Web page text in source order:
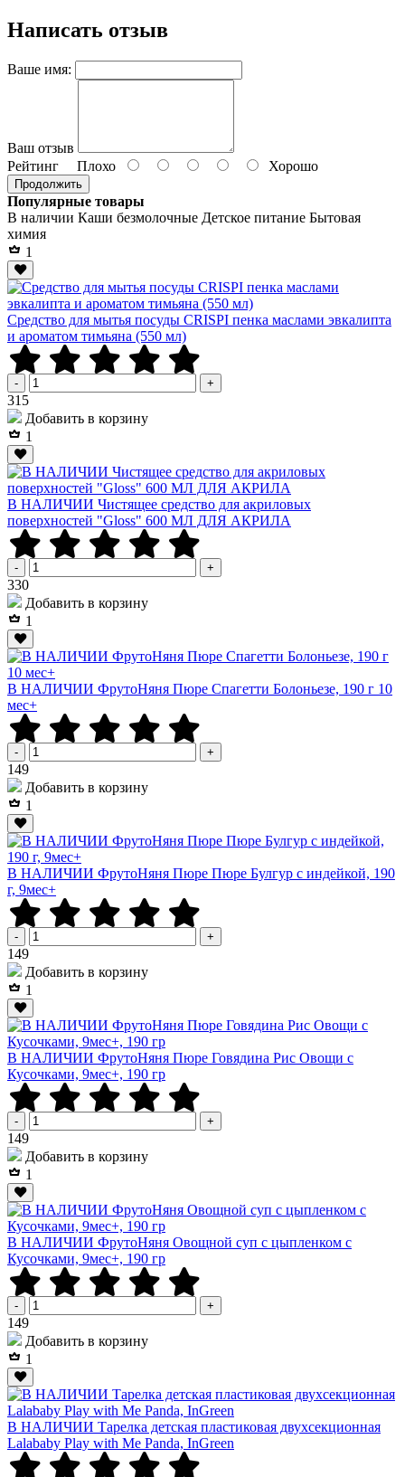
Написать отзыв
Ваше имя:
Ваш отзыв
Рейтинг Плохо Хорошо
Продолжить
Популярные товары
В наличии Каши безмолочные Детское питание Бытовая
химия
1
Средство для мытья посуды CRISPI пенка маслами эвкалипта
и ароматом тимьяна (550 мл)
- +
315Р
Добавить в корзину
1
В НАЛИЧИИ Чистящее средство для акриловых
поверхностей "Gloss" 600 МЛ ДЛЯ АКРИЛА
- +
330Р
Добавить в корзину
1
В НАЛИЧИИ ФрутоНяня Пюре Спагетти Болоньезе, 190 г 10
мес+
- +
149Р
Добавить в корзину
1
В НАЛИЧИИ ФрутоНяня Пюре Пюре Булгур с индейкой, 190
г, 9мес+
- +
149Р
Добавить в корзину
1
В НАЛИЧИИ ФрутоНяня Пюре Говядина Рис Овощи с
Кусочками, 9мес+, 190 гр
- +
149Р
Добавить в корзину
1
В НАЛИЧИИ ФрутоНяня Овощной суп с цыпленком с
Кусочками, 9мес+, 190 гр
- +
149Р
Добавить в корзину
1
В НАЛИЧИИ Тарелка детская пластиковая двухсекционная
Lalababy Play with Me Panda, InGreen